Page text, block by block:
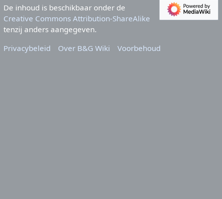
De inhoud is beschikbaar onder de
Creative Commons Attribution-ShareAlike
tenzij anders aangegeven.
Privacybeleid
Over B&G Wiki Voorbehoud